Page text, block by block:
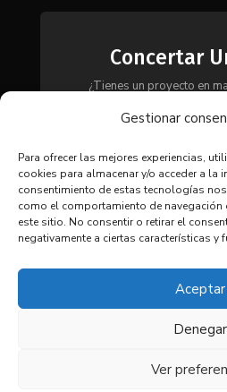
Gestionar
Para ofrecer las mejores experiencias,
cookies para almacenar y/o acceder a
consentimiento de estas tecnologías
como el comportamiento de
este sitio. No consentir o retirar el
negativamente a ciertas características y
Aceptar
Denegar
Ver
Concertar
¿Tienes un proyecto en
contacto con nosotros y te
© 2025 Coima SL. Todos los
derechos reservados. |Aviso